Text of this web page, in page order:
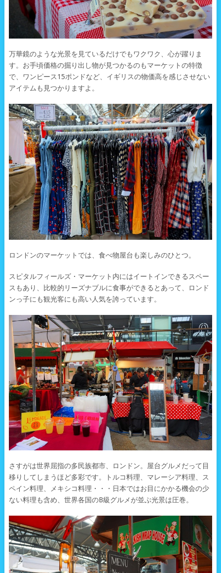
万華鏡のような光景を見ているだけでもワクワク、心が躍りま
す。お手頃価格の掘り出し物が見つかるのもマーケットの特徴
で、ワンピース15ポンドなど、イギリスの物価高を感じさせない
アイテムも見つかりますよ。
ロンドンのマーケットでは、食べ物屋台も楽しみのひとつ。
スピタルフィールズ・マーケット内にはイートインできるスペー
スもあり、比較的リーズナブルに食事ができるとあって、ロンド
ンっ子にも観光客にも高い人気を誇っています。
さすがは世界屈指の多民族都市、ロンドン。屋台グルメだって目
移りしてしまうほど多彩です。トルコ料理、マレーシア料理、ス
ペイン料理、メキシコ料理・・・日本ではお目にかかる機会の少
ない料理も含め、世界各国のB級グルメが並ぶ光景は圧巻。